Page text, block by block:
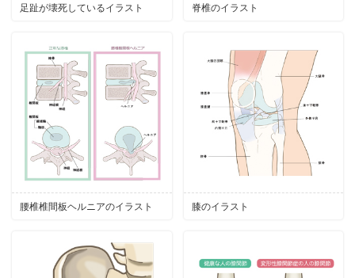
足趾が壊死しているイラスト 脊椎のイラスト
腰椎椎間板ヘルニアのイラスト 膝のイラスト